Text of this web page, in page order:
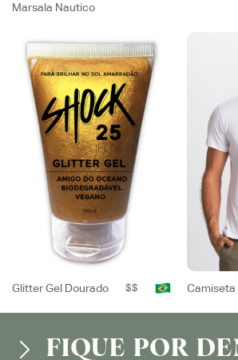
Marsala Nautico
Glitter Gel Dourado $$ Camiseta
FIQUE POR